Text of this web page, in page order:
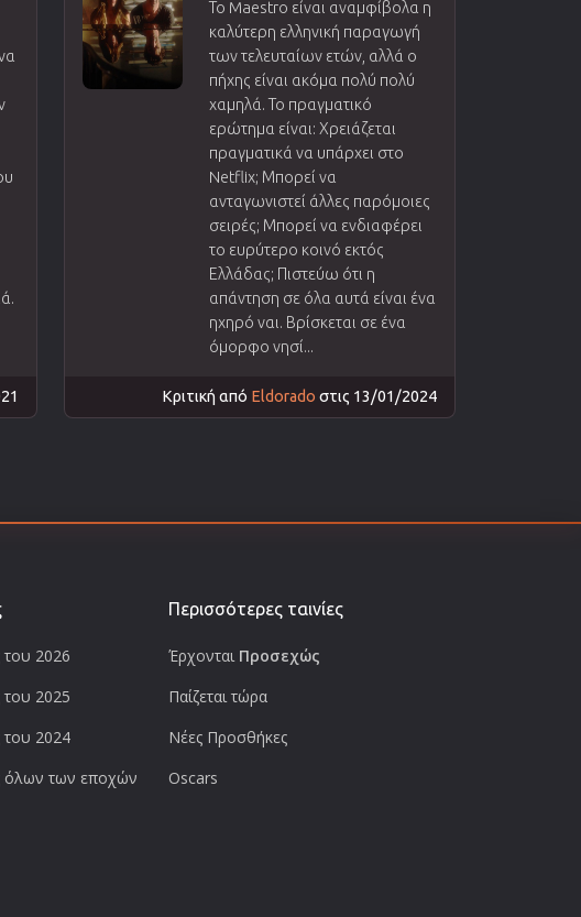
Το Maestro είναι αναμφίβολα η
καλύτερη ελληνική παραγωγή
των τελευταίων ετών, αλλά ο
πήχης είναι ακόμα πολύ πολύ
χαμηλά. Το πραγματικό
ερώτημα είναι: Χρειάζεται
πραγματικά να υπάρχει στο
Netflix; Μπορεί να
ανταγωνιστεί άλλες παρόμοιες
σειρές; Μπορεί να ενδιαφέρει
το ευρύτερο κοινό εκτός
Ελλάδας; Πιστεύω ότι η
απάντηση σε όλα αυτά είναι ένα
ηχηρό ναι. Βρίσκεται σε ένα
όμορφο νησί...
Κριτική από Eldorado στις 13/01/2024
του 2026
του 2025
του 2024
όλων των εποχών
Περισσότερες ταινίες
Έρχονται Προσεχώς
Παίζεται τώρα
Νέες Προσθήκες
Oscars